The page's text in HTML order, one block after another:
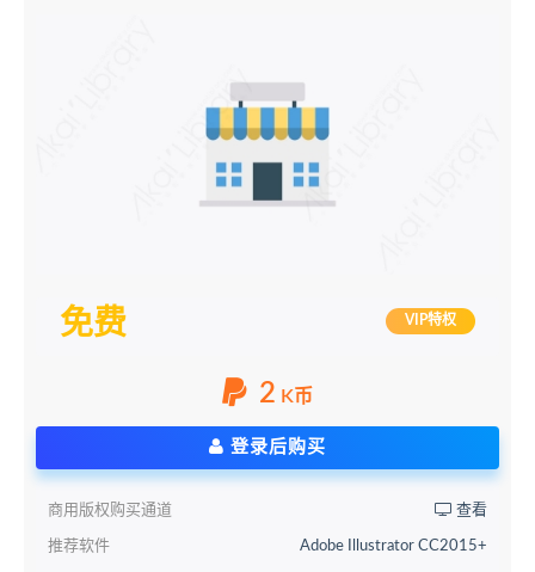
免费 VIP特权
2 K币
登录后购买
商用版权购买通道 查看
推荐软件 Adobe Illustrator CC2015+